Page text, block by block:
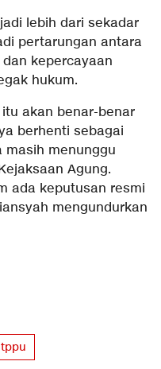
lebih dari sekadar
pertarungan antara
kepercayaan
hukum.
akan benar-benar
berhenti sebagai
masih menunggu
Agung.
ada keputusan resmi
mengundurkan
tppu